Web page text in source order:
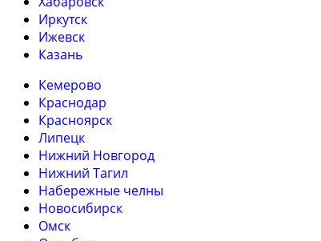
Иркутск
Ижевск
Казань
Кемерово
Краснодар
Красноярск
Липецк
Нижний Новгород
Нижний Тагил
Набережные челны
Новосибирск
Омск